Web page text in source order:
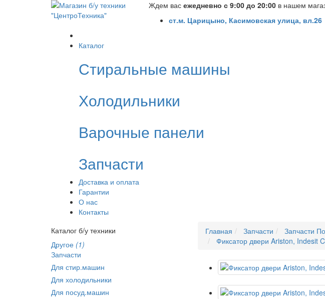
Ждем вас ежедневно с 9:00 до 20:00 в нашем
ст.м. Царицыно, Касимовская улица, вл.26
Каталог
Стиральные машины
Холодильники
Варочные панели
Запчасти
Доставка и оплата
Гарантии
О нас
Контакты
Каталог б/у техники
Другое (1)
Запчасти
Для стир.машин
Для холодильники
Для посуд.машин
Главная Запчасти Запчасти
Фиксатор двери Ariston, Indesit